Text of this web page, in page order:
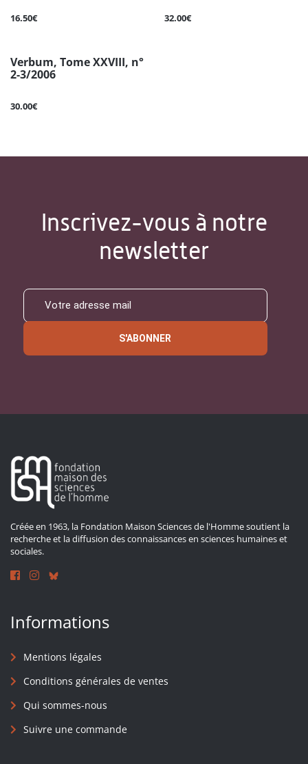
16.50€ 32.00€
Verbum, Tome XXVIII, n°
2-3/2006
30.00€
Inscrivez-vous à notre
newsletter
S'ABONNER
Créée en 1963, la Fondation Maison Sciences de l'Homme soutient la
recherche et la diffusion des connaissances en sciences humaines et
sociales.
Informations
Mentions légales
Conditions générales de ventes
Qui sommes-nous
Suivre une commande